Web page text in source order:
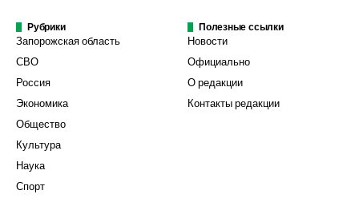
Рубрики
Запорожская область
СВО
Россия
Экономика
Общество
Культура
Наука
Спорт
Полезные ссылки
Новости
Официально
О редакции
Контакты редакции